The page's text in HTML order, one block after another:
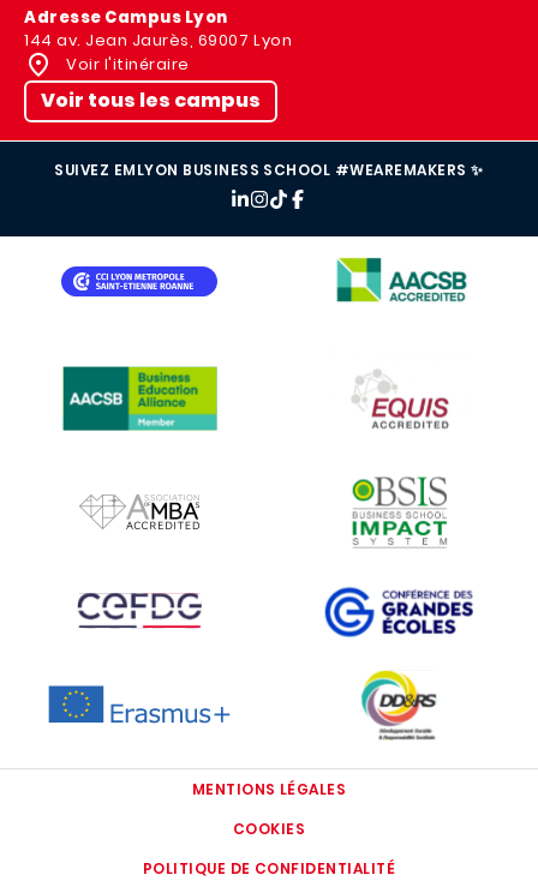
Adresse Campus Lyon
144 av. Jean Jaurès, 69007 Lyon
Voir l'itinéraire
Voir tous les campus
SUIVEZ EMLYON BUSINESS SCHOOL #WEAREMAKERS ✨
IMAGE
IMAGE
IMAGE
IMAGE
IMAGE IMAGE
MENTIONS LÉGALES
COOKIES
POLITIQUE DE CONFIDENTIALITÉ